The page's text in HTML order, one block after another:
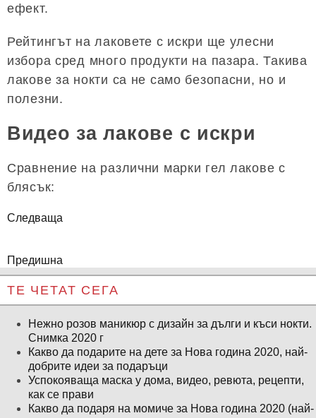
ефект.
Рейтингът на лаковете с искри ще улесни
избора сред много продукти на пазара. Такива
лакове за нокти са не само безопасни, но и
полезни.
Видео за лакове с искри
Сравнение на различни марки гел лакове с
блясък:
Следваща
Предишна
ТЕ ЧЕТАТ СЕГА
Нежно розов маникюр с дизайн за дълги и къси нокти.
Снимка 2020 г
Какво да подарите на дете за Нова година 2020, най-
добрите идеи за подаръци
Успокояваща маска у дома, видео, ревюта, рецепти,
как се прави
Какво да подаря на момиче за Нова година 2020 (най-